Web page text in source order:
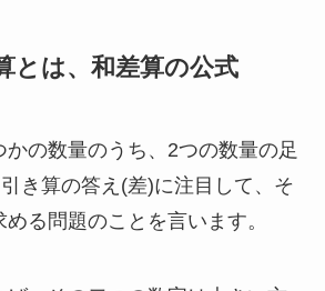
とは、和差算の公式
の数量のうち、2つの数量の足
き算の答え(差)に注目して、そ
る問題のことを言います。